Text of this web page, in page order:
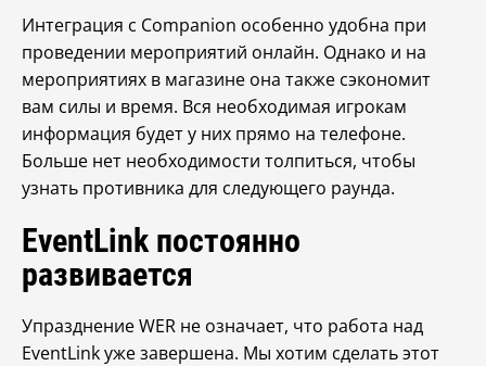
Интеграция с Companion особенно удобна при
проведении мероприятий онлайн. Однако и на
мероприятиях в магазине она также сэкономит
вам силы и время. Вся необходимая игрокам
информация будет у них прямо на телефоне.
Больше нет необходимости толпиться, чтобы
узнать противника для следующего раунда.
EventLink постоянно
развивается
Упразднение WER не означает, что работа над
EventLink уже завершена. Мы хотим сделать этот